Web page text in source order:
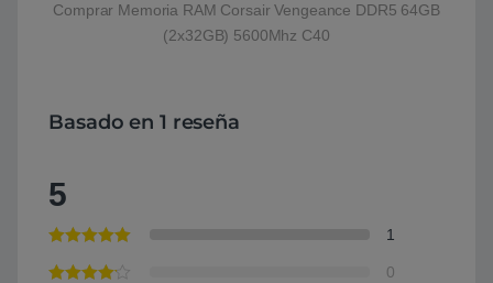
Comprar Memoria RAM Corsair Vengeance DDR5 64GB
(2x32GB) 5600Mhz C40
Basado en 1 reseña
5
1
0